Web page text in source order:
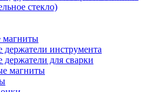
стекло)
магниты
инструмента
для сварки
магниты